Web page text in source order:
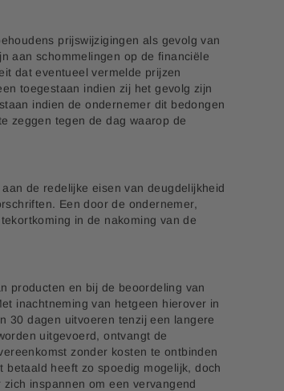
prijswijzigingen als gevolg van
aan schommelingen op de financiële
dat eventueel vermelde prijzen
toegestaan indien zij het gevolg zijn
indien de ondernemer dit bedongen
zeggen tegen de dag waarop de
de redelijke eisen van deugdelijkheid
Een door de ondernemer,
in de nakoming van de
producten en bij de beoordeling van
inachtneming van hetgeen hierover in
30 dagen uitvoeren tenzij een langere
uitgevoerd, ontvangt de
zonder kosten te ontbinden
heeft zo spoedig mogelijk, doch
inspannen om een vervangend